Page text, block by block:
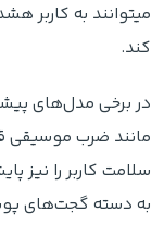
میتوانند به کاربر
کند.
در برخی مدل‌های
مانند ضرب موسیقی
سلامت کاربر را
به دسته گجت‌های